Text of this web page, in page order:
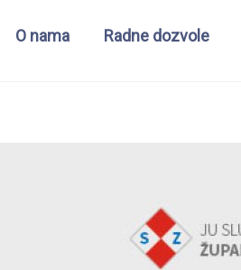
O nama Radne dozvole